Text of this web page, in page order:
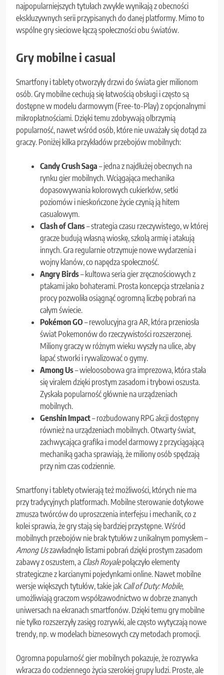
najpopularniejszych tytułach zwykle wynikają z obecności
ekskluzywnych serii przypisanych do danej platformy. Mimo to
wspólne gry sieciowe łączą społeczności obu światów.
Gry mobilne i casual
Smartfony i tablety otworzyły drzwi do świata gier milionom
osób. Gry mobilne cechują się łatwością obsługi i często są
dostępne w modelu darmowym (Free-to-Play) z opcjonalnymi
mikropłatnościami. Dzięki temu zdobywają olbrzymią
popularność, nawet wśród osób, które nie uważały się dotąd za
graczy. Poniżej kilka przykładów przebojów mobilnych:
Candy Crush Saga – jedna z najdłużej obecnych na
rynku gier mobilnych. Wciągająca mechanika
dopasowywania kolorowych cukierków, setki
poziomów i nieskończone życie czynią ją hitem
casualowym.
Clash of Clans– strategia czasu rzeczywistego, w której
gracze budują własną wioskę, szkolą armię i atakują
innych. Gra regularnie otrzymuje nowe wydarzenia i
wojny klanów, co napędza społeczność.
Angry Birds– kultowa seria gier zręcznościowych z
ptakami jako bohaterami. Prosta koncepcja strzelania z
procy pozwoliła osiągnąć ogromną liczbę pobrań na
całym świecie.
Pokémon GO – rewolucyjna gra AR, która przeniosła
świat Pokemonów do rzeczywistości rozszerzonej.
Miliony graczy w różnym wieku wyszły na ulice, aby
łapać stworki i rywalizować o gymy.
Among Us– wieloosobowa gra imprezowa, która stała
się viralem dzięki prostym zasadom i trybowi oszusta.
Zyskała popularność głównie na urządzeniach
mobilnych.
Genshin Impact– rozbudowany RPG akcji dostępny
również na urządzeniach mobilnych. Otwarty świat,
zachwycająca grafika i model darmowy z przyciągającą
mechaniką gacha sprawiają, że miliony osób spędzają
przy nim czas codziennie.
Smartfony i tablety otwierają też możliwości, których nie ma
przy tradycyjnych platformach. Mobilne sterowanie dotykowe
zmusza twórców do uproszczenia interfejsu i mechanik, co z
kolei sprawia, że gry stają się bardziej przystępne. Wśród
mobilnych przebojów nie brak tytułów z unikalnym pomysłem –
Among Uszawładnęło listami pobrań dzięki prostym zasadom
zabawy z oszustem, a Clash Royalepołączyło elementy
strategiczne z karcianymi pojedynkami online. Nawet mobilne
wersje większych tytułów, takie jak Call of Duty: Mobile,
umożliwiają graczom współzawodnictwo w dobrze znanych
uniwersach na ekranach smartfonów. Dzięki temu gry mobilne
nie tylko rozszerzyły zasięg rozrywki, ale często wytyczają nowe
trendy, np. w modelach biznesowych czy metodach promocji.
Ogromna popularność gier mobilnych pokazuje, że rozrywka
wkracza do codziennego życia szerokiej grupy ludzi. Proste, ale